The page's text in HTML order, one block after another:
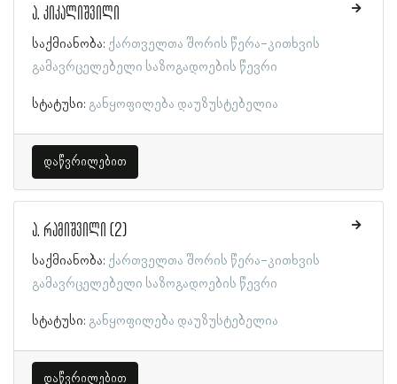
ა. კიკალიშვილი
საქმიანობა: ქართველთა შორის წერა-კითხვის
გამავრცელებელი საზოგადოების წევრი
სტატუსი: განყოფილება დაუზუსტებელია
დაწვრილებით
ა. რამიშვილი (2)
საქმიანობა: ქართველთა შორის წერა-კითხვის
გამავრცელებელი საზოგადოების წევრი
სტატუსი: განყოფილება დაუზუსტებელია
დაწვრილებით